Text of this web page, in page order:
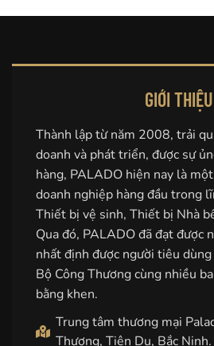
GIỚI THIỆU
Thành lập từ năm 2008, trải
doanh và phát triển, được sự
hàng, PALADO hiện nay là
doanh nghiệp hàng đầu trong
Thiết bị vệ sinh, Thiết bị Nhà
Qua đó, PALADO đã đạt được
nhất định được người tiêu
Bộ Công Thương cùng nhiều
bằng khen.
Trung tâm thương mại
Thượng, Tiên Du, Bắc Ninh.